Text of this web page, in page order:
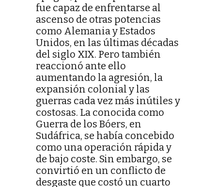
fue capaz de enfrentarse al
ascenso de otras potencias
como Alemania y Estados
Unidos, en las últimas décadas
del siglo XIX. Pero también
reaccionó ante ello
aumentando la agresión, la
expansión colonial y las
guerras cada vez más inútiles y
costosas. La conocida como
Guerra de los Bóers, en
Sudáfrica, se había concebido
como una operación rápida y
de bajo coste. Sin embargo, se
convirtió en un conflicto de
desgaste que costó un cuarto